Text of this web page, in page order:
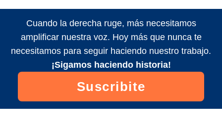
Cuando la derecha ruge, más necesitamos
amplificar nuestra voz. Hoy más que nunca te
necesitamos para seguir haciendo nuestro trabajo.
¡Sigamos haciendo historia!
Suscribite